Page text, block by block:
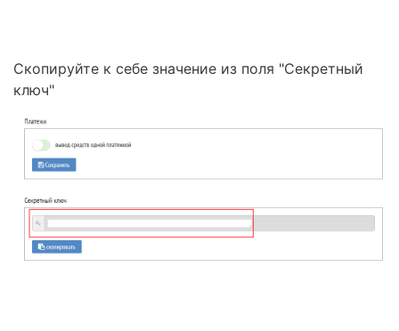
Скопируйте к себе значение из поля "Секретный
ключ"